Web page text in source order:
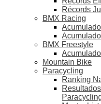
Récords
BMX Racing
BMX Freestyle
Mountain Bike
Paracycling
Ranking